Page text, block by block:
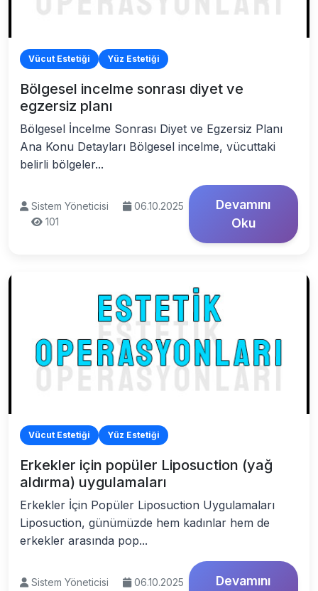
Vücut Estetiği Yüz Estetiği
Bölgesel incelme sonrası diyet ve
egzersiz planı
Bölgesel İncelme Sonrası Diyet ve Egzersiz Planı
Ana Konu Detayları Bölgesel incelme, vücuttaki
belirli bölgeler...
Sistem Yöneticisi
06.10.2025
101
Devamını
Oku
Vücut Estetiği Yüz Estetiği
Erkekler için popüler Liposuction (yağ
aldırma) uygulamaları
Erkekler İçin Popüler Liposuction Uygulamaları
Liposuction, günümüzde hem kadınlar hem de
erkekler arasında pop...
Sistem Yöneticisi
06.10.2025
Devamını